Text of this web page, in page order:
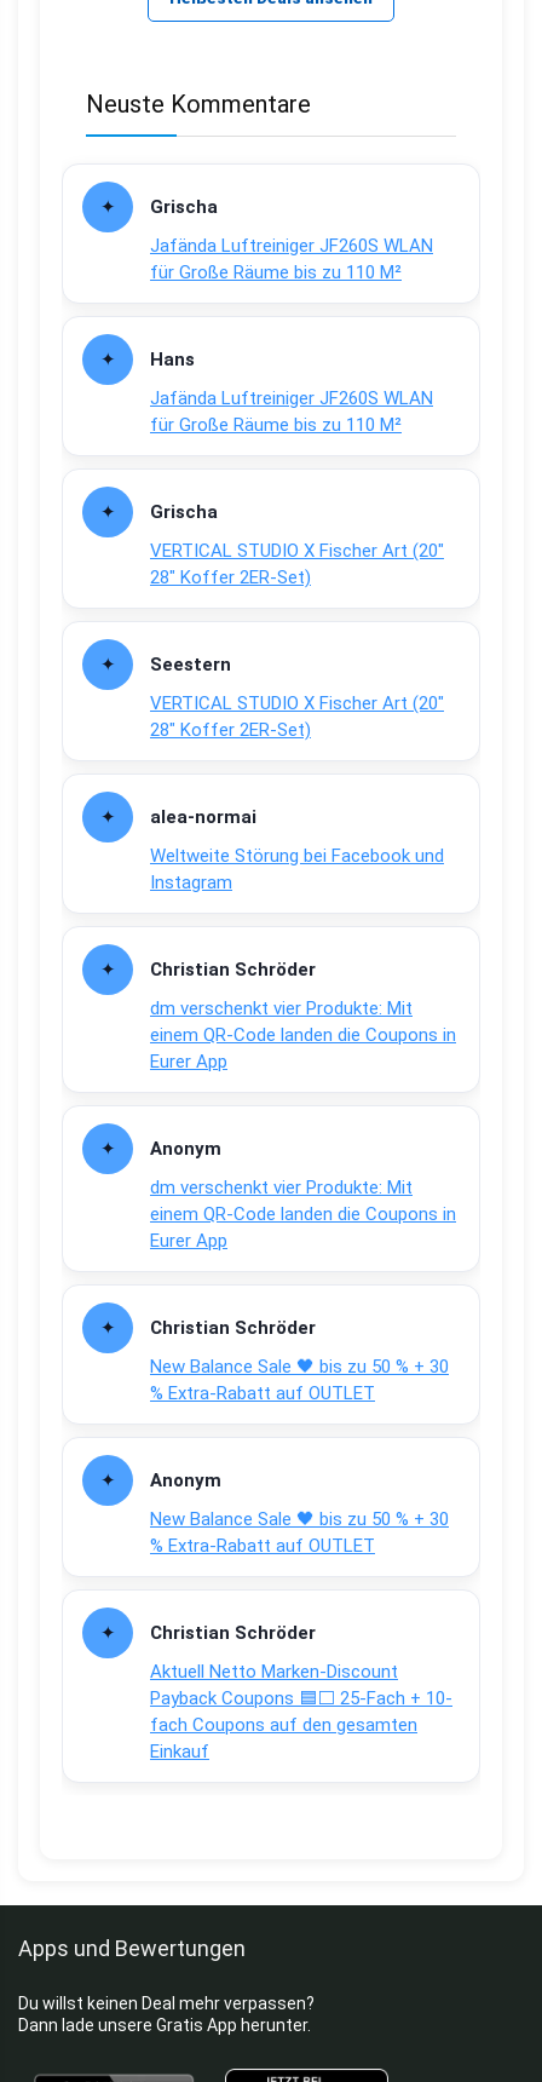
Neuste Kommentare
Grischa
Jafända Luftreiniger JF260S WLAN
für Große Räume bis zu 110 M²
Hans
Jafända Luftreiniger JF260S WLAN
für Große Räume bis zu 110 M²
Grischa
VERTICAL STUDIO X Fischer Art (20″
28″ Koffer 2ER-Set)
Seestern
VERTICAL STUDIO X Fischer Art (20″
28″ Koffer 2ER-Set)
alea-normai
Weltweite Störung bei Facebook und
Instagram
Christian Schröder
dm verschenkt vier Produkte: Mit
einem QR-Code landen die Coupons in
Eurer App
Anonym
dm verschenkt vier Produkte: Mit
einem QR-Code landen die Coupons in
Eurer App
Christian Schröder
New Balance Sale 🖤 bis zu 50 % + 30
% Extra-Rabatt auf OUTLET
Anonym
New Balance Sale 🖤 bis zu 50 % + 30
% Extra-Rabatt auf OUTLET
Christian Schröder
Aktuell Netto Marken-Discount
Payback Coupons 🟦⬜ 25-Fach + 10-
fach Coupons auf den gesamten
Einkauf
Apps und Bewertungen
Du willst keinen Deal mehr verpassen?
Dann lade unsere Gratis App herunter.